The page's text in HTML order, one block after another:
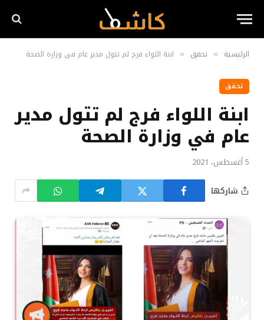
الرئيسية » تحقق » ابنة اللواء فرج لم تتول مدير عام في وزارة الصحة
تحقق
ابنة اللواء فرج لم تتول مدير
عام في وزارة الصحة
5 أغسطس، 2021
شاركها